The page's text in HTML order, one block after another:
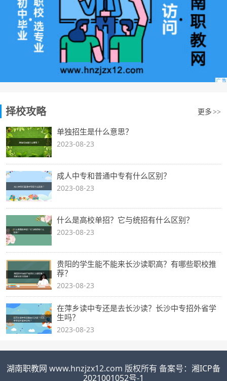
择校攻略 更多 >>
单独招生是什么意思？
2023-08-23
成人中专和普通中专有什么区别？
2023-08-23
什么是高校单招？它与统招有什么区别？
2023-08-23
贵阳的学生能不能来长沙读职高？有哪些职校推
荐？
2023-08-23
在萍乡读中专还是去长沙读？长沙中专招外省学
生吗？
2023-08-23
湖南职教网 www.hnzjzx12.com 版权所有 备案号： 湘ICP备
2021001052号-1